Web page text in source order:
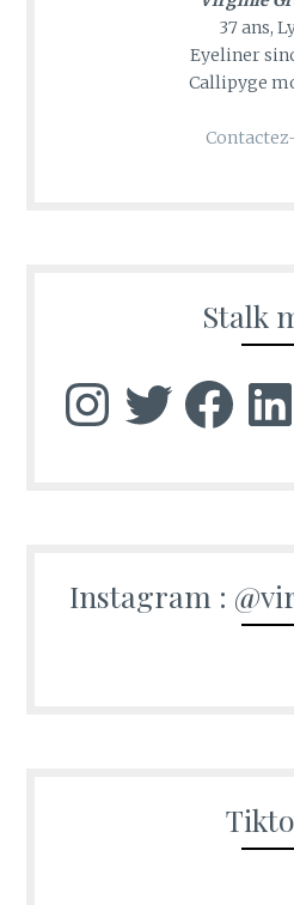
37 ans,
Eyeliner
Callipyge
Stalk
InstagramTwitter Facebook
Instagram :